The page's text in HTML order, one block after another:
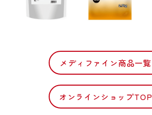
メディファイン商品一覧
オンラインショップTOP